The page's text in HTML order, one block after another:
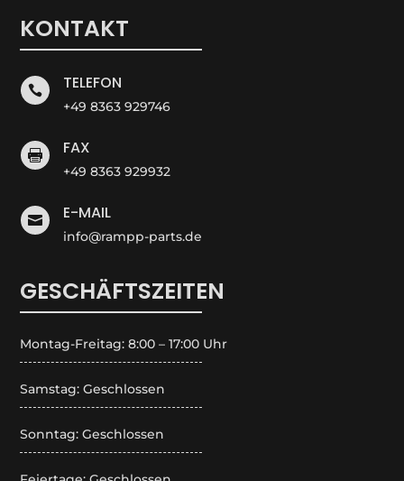
KONTAKT
 TELEFON
+49 8363 929746
 FAX
+49 8363 929932
 E-MAIL
info@rampp-parts.de
GESCHÄFTSZEITEN
Montag-Freitag: 8:00 – 17:00 Uhr
Samstag: Geschlossen
Sonntag: Geschlossen